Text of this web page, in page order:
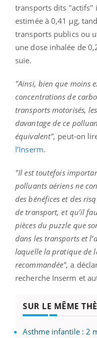
transports dits "actifs"
estimée à 0,41 µg,
transports publics ou
une dose inhalée de
suie.
"Ainsi, bien que moins
concentrations de
transports motorisés,
davantage de ce
équivalent", peut-on
l’Inserm.
"Il est toutefois
polluants aériens ne
des bénéfices et des
de transport, et qu’il
pièces du puzzle que
dans les transports et
laquelle la pratique de
recommandée", a
recherche Inserm et
SUR LE MÊME
Asthme infantile : 2